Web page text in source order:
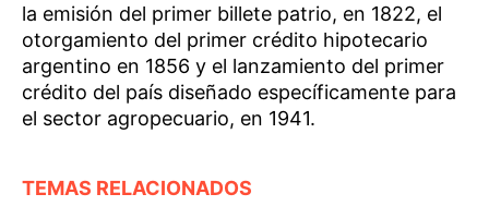
la emisión del primer billete patrio, en 1822, el
otorgamiento del primer crédito hipotecario
argentino en 1856 y el lanzamiento del primer
crédito del país diseñado específicamente para
el sector agropecuario, en 1941.
TEMAS RELACIONADOS